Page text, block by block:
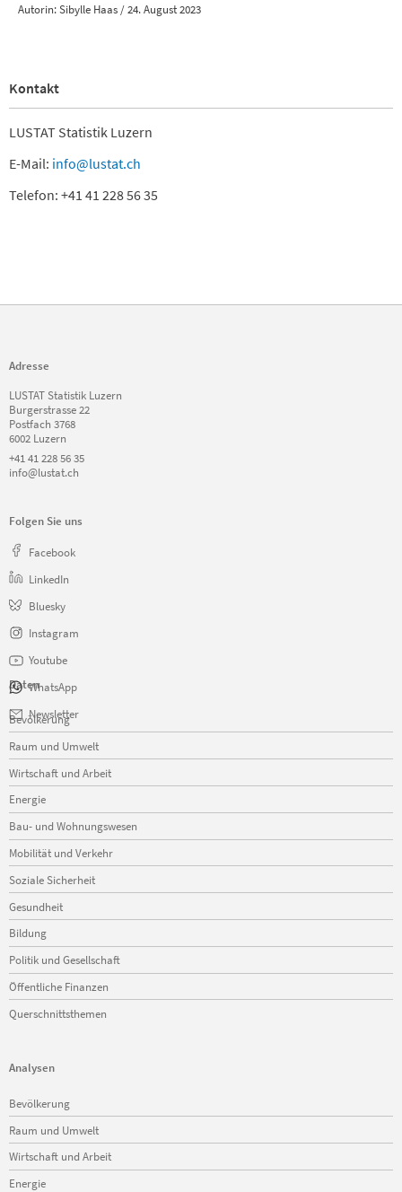
Autorin: Sibylle Haas / 24. August 2023
Kontakt
LUSTAT Statistik Luzern
E-Mail: info@lustat.ch
Telefon: +41 41 228 56 35
Adresse
LUSTAT Statistik Luzern
Burgerstrasse 22
Postfach 3768
6002 Luzern
+41 41 228 56 35
info@lustat.ch
Folgen Sie uns
Facebook
LinkedIn
Bluesky
Instagram
Youtube
WhatsApp
Newsletter
Daten
Navigation
überspringen
Bevölkerung
Raum und Umwelt
Wirtschaft und Arbeit
Energie
Bau- und Wohnungswesen
Mobilität und Verkehr
Soziale Sicherheit
Gesundheit
Bildung
Politik und Gesellschaft
Öffentliche Finanzen
Querschnittsthemen
Analysen
Navigation
überspringen
Bevölkerung
Raum und Umwelt
Wirtschaft und Arbeit
Energie